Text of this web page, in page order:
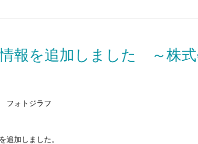
報を追加しました ～株式
フォトジラフ
追加しました。